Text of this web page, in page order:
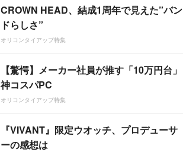
CROWN HEAD、結成1周年で見えた”バン
ドらしさ”
オリコンタイアップ特集
【驚愕】メーカー社員が推す「10万円台」
神コスパPC
オリコンタイアップ特集
『VIVANT』限定ウオッチ、プロデューサ
ーの感想は